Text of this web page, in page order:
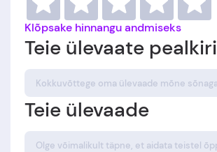
Klõpsake hinnangu andmiseks
Teie ülevaate pealkiri
Teie ülevaade